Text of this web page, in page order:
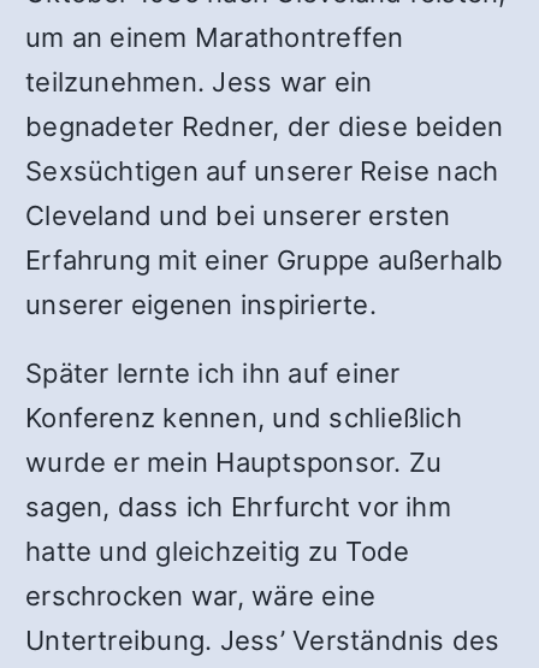
um an einem Marathontreffen
teilzunehmen. Jess war ein
begnadeter Redner, der diese beiden
Sexsüchtigen auf unserer Reise nach
Cleveland und bei unserer ersten
Erfahrung mit einer Gruppe außerhalb
unserer eigenen inspirierte.
Später lernte ich ihn auf einer
Konferenz kennen, und schließlich
wurde er mein Hauptsponsor. Zu
sagen, dass ich Ehrfurcht vor ihm
hatte und gleichzeitig zu Tode
erschrocken war, wäre eine
Untertreibung. Jess’ Verständnis des